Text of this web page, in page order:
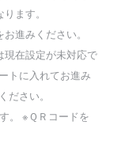
ます。
進みください。
現在設定が未対応で
トに入れてお進み
ださい。
。 ※ＱＲコードを